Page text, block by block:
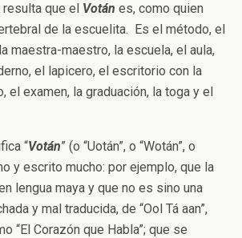
que el Votán es, como quien
de la escuelita. Es el método, el
maestra-maestro, la escuela, el aula,
el lapicero, el escritorio con la
el examen, la graduación, la toga y el
“Votán” (o “Uotán”, o “Wotán”, o
y escrito mucho: por ejemplo, que la
lengua maya y que no es sino una
y mal traducida, de “Ool Tá aan”,
“El Corazón que Habla”; que se